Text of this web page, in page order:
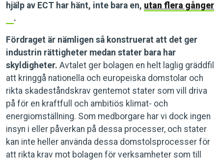
hjälp av ECT har hänt, inte bara en, utan flera gånger
.
Fördraget är nämligen så konstruerat att det ger
industrin rättigheter medan stater bara har
skyldigheter. Avtalet ger bolagen en helt laglig gräddfil
att kringgå nationella och europeiska domstolar och
rikta skadeståndskrav gentemot stater som vill driva
på för en kraftfull och ambitiös klimat- och
energiomställning. Som medborgare har vi dock ingen
insyn i eller påverkan på dessa processer, och stater
kan inte heller använda dessa domstolsprocesser för
att rikta krav mot bolagen för verksamheter som till